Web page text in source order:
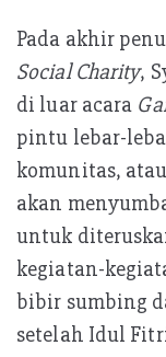
Pada akhir
Social Charity,
di luar acara
pintu lebar-
komunitas,
akan
untuk
kegiatan-
bibir sumbing
setelah Idul